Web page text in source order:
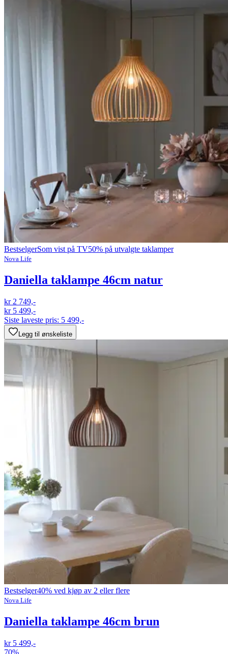
BestselgerSom vist på TV50% på utvalgte taklamper
Nova Life
Daniella taklampe 46cm natur
kr 2 749,-
kr 5 499,-
Siste laveste pris: 5 499,-
Legg til ønskeliste
Bestselger40% ved kjøp av 2 eller flere
Nova Life
Daniella taklampe 46cm brun
kr 5 499,-
70%